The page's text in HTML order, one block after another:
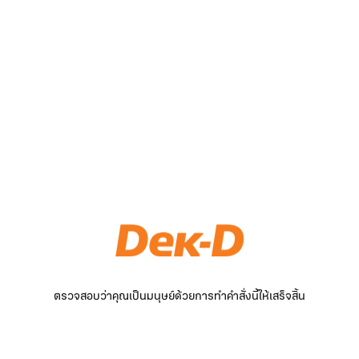
ตรวจสอบว่าคุณเป็นมนุษย์ด้วยการทำคำสั่งนี้ให้เสร็จสิ้น